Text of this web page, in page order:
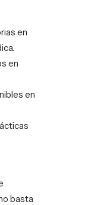
en
en
en
basta